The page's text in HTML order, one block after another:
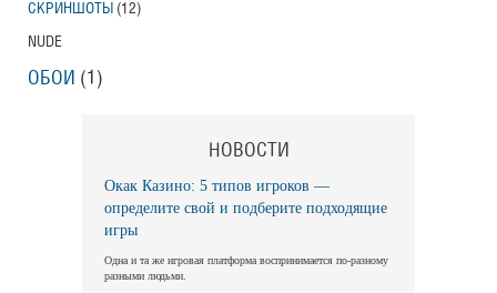
СКРИНШОТЫ (12)
NUDE
ОБОИ (1)
НОВОСТИ
Окак Казино: 5 типов игроков —
определите свой и подберите подходящие
игры
Одна и та же игровая платформа воспринимается по-разному
разными людьми.